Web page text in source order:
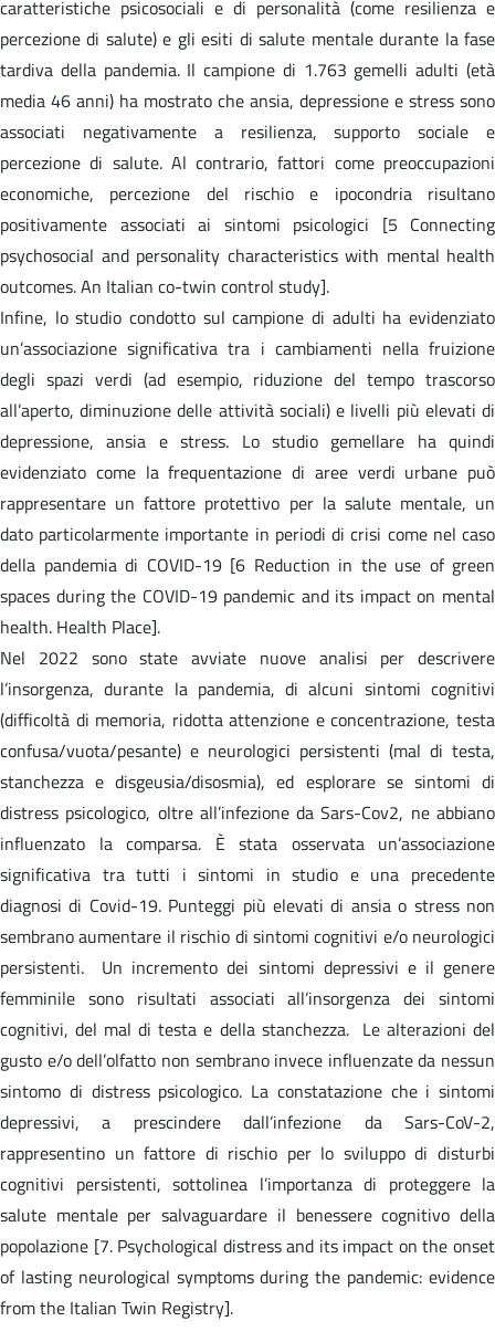
caratteristiche psicosociali e di personalità (come resilienza e
percezione di salute) e gli esiti di salute mentale durante la fase
tardiva della pandemia. Il campione di 1.763 gemelli adulti (età
media 46 anni) ha mostrato che ansia, depressione e stress sono
associati negativamente a resilienza, supporto sociale e
percezione di salute. Al contrario, fattori come preoccupazioni
economiche, percezione del rischio e ipocondria risultano
positivamente associati ai sintomi psicologici [5 Connecting
psychosocial and personality characteristics with mental health
outcomes. An Italian co-twin control study].
Infine, lo studio condotto sul campione di adulti ha evidenziato
un’associazione significativa tra i cambiamenti nella fruizione
degli spazi verdi (ad esempio, riduzione del tempo trascorso
all’aperto, diminuzione delle attività sociali) e livelli più elevati di
depressione, ansia e stress. Lo studio gemellare ha quindi
evidenziato come la frequentazione di aree verdi urbane può
rappresentare un fattore protettivo per la salute mentale, un
dato particolarmente importante in periodi di crisi come nel caso
della pandemia di COVID-19 [6 Reduction in the use of green
spaces during the COVID-19 pandemic and its impact on mental
health. Health Place].
Nel 2022 sono state avviate nuove analisi per descrivere
l’insorgenza, durante la pandemia, di alcuni sintomi cognitivi
(difficoltà di memoria, ridotta attenzione e concentrazione, testa
confusa/vuota/pesante) e neurologici persistenti (mal di testa,
stanchezza e disgeusia/disosmia), ed esplorare se sintomi di
distress psicologico, oltre all’infezione da Sars-Cov2, ne abbiano
influenzato la comparsa. È stata osservata un’associazione
significativa tra tutti i sintomi in studio e una precedente
diagnosi di Covid-19. Punteggi più elevati di ansia o stress non
sembrano aumentare il rischio di sintomi cognitivi e/o neurologici
persistenti. Un incremento dei sintomi depressivi e il genere
femminile sono risultati associati all’insorgenza dei sintomi
cognitivi, del mal di testa e della stanchezza. Le alterazioni del
gusto e/o dell’olfatto non sembrano invece influenzate da nessun
sintomo di distress psicologico. La constatazione che i sintomi
depressivi, a prescindere dall’infezione da Sars-CoV-2,
rappresentino un fattore di rischio per lo sviluppo di disturbi
cognitivi persistenti, sottolinea l’importanza di proteggere la
salute mentale per salvaguardare il benessere cognitivo della
popolazione [7. Psychological distress and its impact on the onset
of lasting neurological symptoms during the pandemic: evidence
from the Italian Twin Registry].